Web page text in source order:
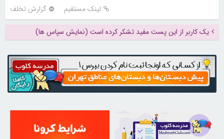
لینک مستقیم گزارش تخلف
یک کاربر از این پست مفید تشکر کرده است (نمایش سپاس ها)